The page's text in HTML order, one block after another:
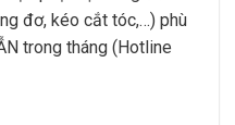
đơ, kéo cắt tóc,…) phù
trong tháng (Hotline